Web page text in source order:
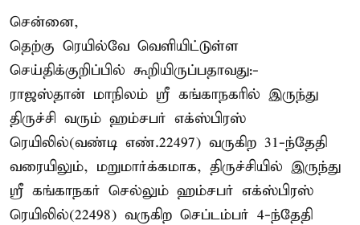
சென்னை,
தெற்கு ரெயில்வே வெளியிட்டுள்ள
செய்திக்குறிப்பில் கூறியிருப்பதாவது:-
ராஜஸ்தான் மாநிலம் ஸ்ரீ கங்காநகரில் இருந்து
திருச்சி வரும் ஹம்சபர் எக்ஸ்பிரஸ்
ரெயிலில்(வண்டி எண்.22497) வருகிற 31-ந்தேதி
வரையிலும், மறுமார்க்கமாக, திருச்சியில் இருந்து
ஸ்ரீ கங்காநகர் செல்லும் ஹம்சபர் எக்ஸ்பிரஸ்
ரெயிலில்(22498) வருகிற செப்டம்பர் 4-ந்தேதி